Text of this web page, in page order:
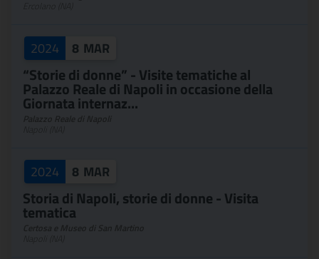
2024 8 MAR
“Storie di donne” - Visite tematiche al
Palazzo Reale di Napoli in occasione della
Giornata internaz...
2024 8 MAR
Storia di Napoli, storie di donne - Visita
tematica